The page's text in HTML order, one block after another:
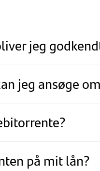
jeg
jeg ansøge
på mit lån?